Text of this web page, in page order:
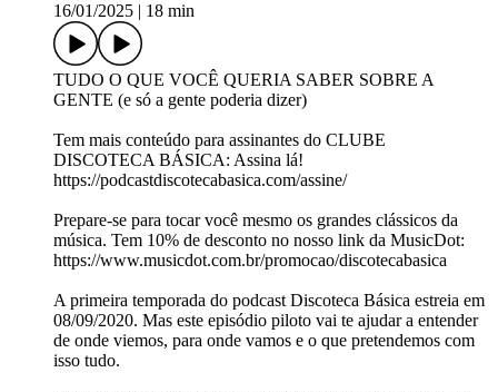
16/01/2025
18 min
TUDO O QUE VOCÊ QUERIA SABER SOBRE A
GENTE (e só a gente poderia dizer)
Tem mais conteúdo para assinantes do CLUBE
DISCOTECA BÁSICA: Assina lá!
https://podcastdiscotecabasica.com/assine/
Prepare-se para tocar você mesmo os grandes clássicos da
música. Tem 10% de desconto no nosso link da MusicDot:
https://www.musicdot.com.br/promocao/discotecabasica
A primeira temporada do podcast Discoteca Básica estreia em
08/09/2020. Mas este episódio piloto vai te ajudar a entender
de onde viemos, para onde vamos e o que pretendemos com
isso tudo.